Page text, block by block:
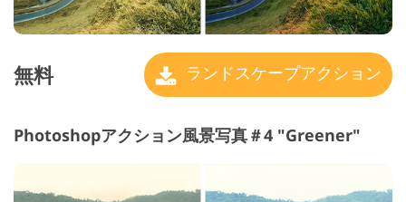
無料 ランドスケープアクション
Photoshopアクション風景写真＃4 "Greener"